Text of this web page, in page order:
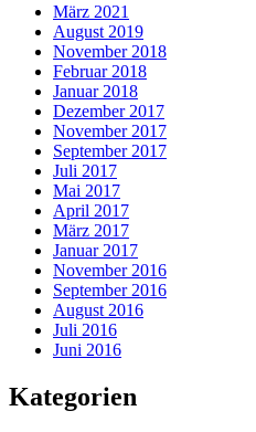
März 2021
August 2019
November 2018
Februar 2018
Januar 2018
Dezember 2017
November 2017
September 2017
Juli 2017
Mai 2017
April 2017
März 2017
Januar 2017
November 2016
September 2016
August 2016
Juli 2016
Juni 2016
Kategorien